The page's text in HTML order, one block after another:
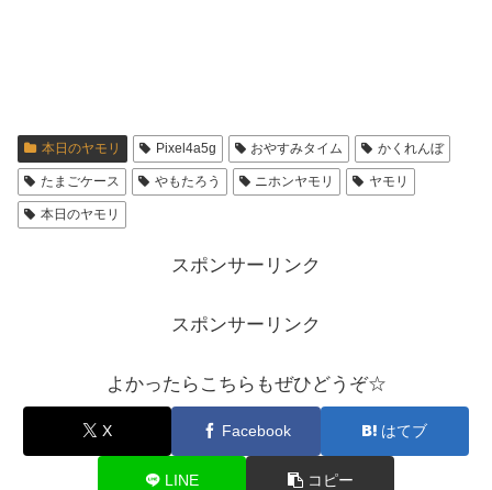
本日のヤモリ Pixel4a5g おやすみタイム かくれんぼ
たまごケース やもたろう ニホンヤモリ ヤモリ
本日のヤモリ
スポンサーリンク
スポンサーリンク
よかったらこちらもぜひどうぞ☆
X Facebook はてブ
LINE コピー